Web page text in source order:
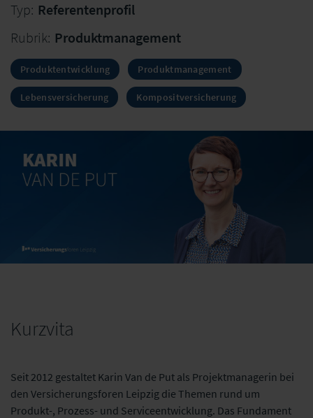
Typ: Referentenprofil
Rubrik: Produktmanagement
Produktentwicklung Produktmanagement
Lebensversicherung Kompositversicherung
Kurzvita
Seit 2012 gestaltet Karin Van de Put als Projektmanagerin bei
den Versicherungsforen Leipzig die Themen rund um
Produkt-, Prozess- und Serviceentwicklung. Das Fundament